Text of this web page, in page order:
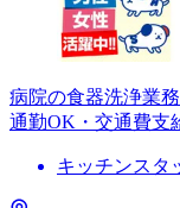
病院の食器洗浄業
通勤OK・交通費支
キッチンスタ